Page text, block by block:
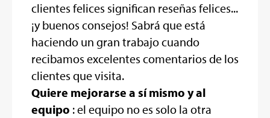
clientes felices significan reseñas felices...
¡y buenos consejos! Sabrá que está
haciendo un gran trabajo cuando
recibamos excelentes comentarios de los
clientes que visita.
Quiere mejorarse a sí mismo y al
equipo : el equipo no es solo la otra